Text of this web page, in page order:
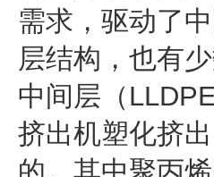
需求，驱动了
层结构，也有
中间层（
挤出机塑化挤